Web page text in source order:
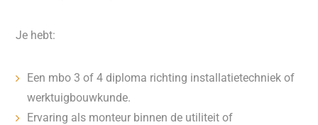
Je hebt:
Een mbo 3 of 4 diploma richting installatietechniek of
werktuigbouwkunde.
Ervaring als monteur binnen de utiliteit of